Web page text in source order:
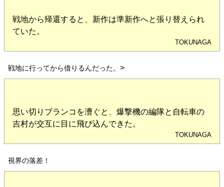
戦地から帰還すると、新作は準新作へと張り替えられ
ていた。
TOKUNAGA
戦地に行ってから借りるんだった。 >
思い切りブランコを漕ぐと、爆撃機の編隊と自転車の
吉村が交互に目に飛び込んできた。
TOKUNAGA
視界の落差！